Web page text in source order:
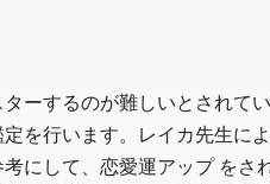
ーするのが難しいとされて
を行います。レイカ先生に
にして、恋愛運アップ をさ